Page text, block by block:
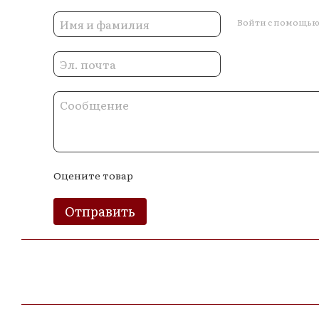
Войти с помощью
Оцените товар
Отправить